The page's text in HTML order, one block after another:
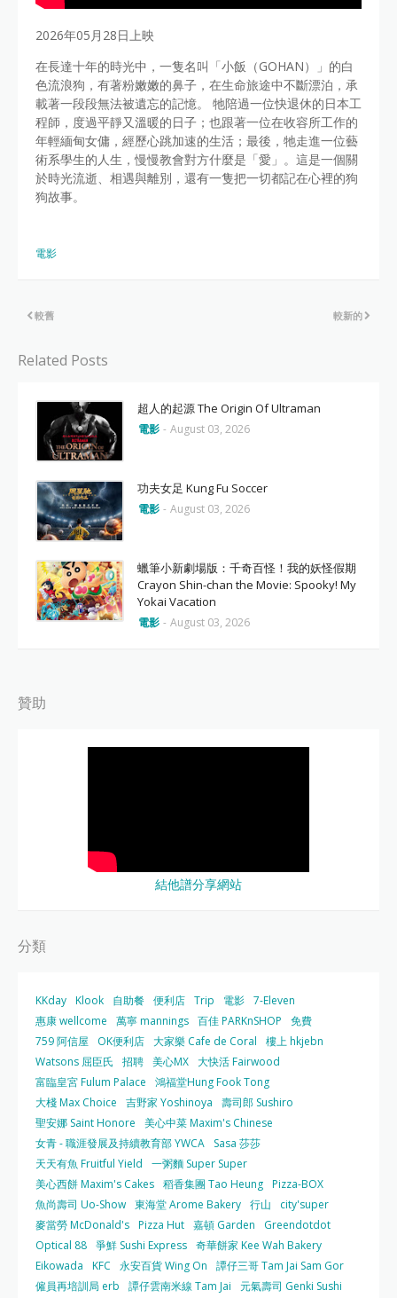
2026年05月28日上映
在長達十年的時光中，一隻名叫「小飯（GOHAN）」的白
色流浪狗，有著粉嫩嫩的鼻子，在生命旅途中不斷漂泊，承
載著一段段無法被遺忘的記憶。 牠陪過一位快退休的日本工
程師，度過平靜又溫暖的日子；也跟著一位在收容所工作的
年輕緬甸女傭，經歷心跳加速的生活；最後，牠走進一位藝
術系學生的人生，慢慢教會對方什麼是「愛」。這是一個關
於時光流逝、相遇與離別，還有一隻把一切都記在心裡的狗
狗故事。
電影
較新的
較舊
Related Posts
超人的起源 The Origin Of Ultraman
電影 - August 03, 2026
功夫女足 Kung Fu Soccer
電影 - August 03, 2026
蠟筆小新劇場版：千奇百怪！我的妖怪假期
Crayon Shin-chan the Movie: Spooky! My
Yokai Vacation
電影 - August 03, 2026
贊助
結他譜分享網站
分類
KKday Klook 自助餐 便利店 Trip 電影 7-Eleven
惠康 wellcome
萬寧 mannings 百佳 PARKnSHOP
免費
759 阿信屋
OK便利店 大家樂 Cafe de Coral
樓上 hkjebn
Watsons 屈臣氏
招聘 美心MX 大快活 Fairwood
富臨皇宮 Fulum Palace
鴻福堂Hung Fook Tong
大棧 Max Choice
吉野家 Yoshinoya
壽司郎 Sushiro
聖安娜 Saint Honore
美心中菜 Maxim's Chinese
女青 - 職涯發展及持續教育部 YWCA
Sasa 莎莎
天天有魚 Fruitful Yield
一粥麵 Super Super
美心西餅 Maxim's Cakes 稻香集團 Tao Heung Pizza-BOX
魚尚壽司 Uo-Show 東海堂 Arome Bakery 行山
city'super
麥當勞 McDonald's Pizza Hut 嘉頓 Garden
Greendotdot
Optical 88 爭鮮 Sushi Express 奇華餅家 Kee Wah Bakery
Eikowada
KFC 永安百貨 Wing On
譚仔三哥 Tam Jai Sam Gor
僱員再培訓局 erb
譚仔雲南米線 Tam Jai 元氣壽司 Genki Sushi